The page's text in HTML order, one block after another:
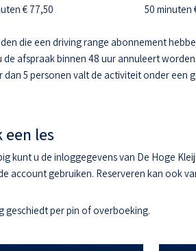
€ 77,50
50 minuten
die een driving range abonnement
de afspraak binnen 48 uur annuleert
dan 5 personen valt de activiteit onder
een les
kunt u de inloggegevens van De Hoge
account gebruiken. Reserveren kan ook
geschiedt per pin of overboeking.